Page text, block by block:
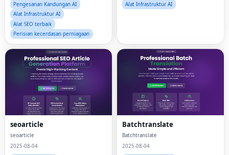
Pengesanan Kandungan AI
Alat Infrastruktur AI
Alat SEO terbaik
Perisian kecerdasan perniagaan
Alat Infrastruktur AI
seoarticle
seoarticle
2025-08-04
Batchtranslate
Batchtranslate
2025-08-04